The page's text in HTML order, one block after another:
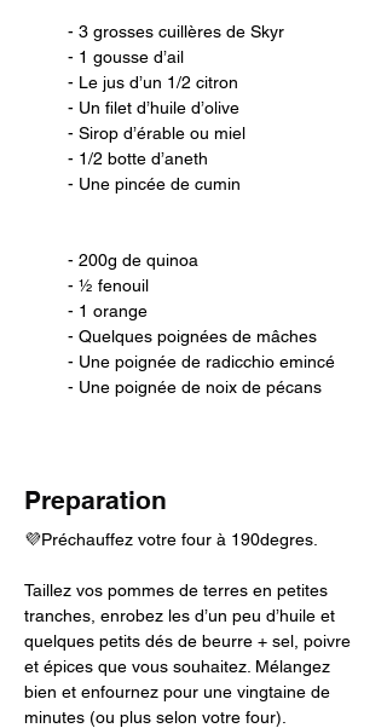
- 3 grosses cuillères de Skyr
- 1 gousse d’ail
- Le jus d’un 1/2 citron
- Un filet d’huile d’olive
- Sirop d’érable ou miel
- 1/2 botte d’aneth
- Une pincée de cumin
- 200g de quinoa
- ½ fenouil
- 1 orange
- Quelques poignées de mâches
- Une poignée de radicchio emincé
- Une poignée de noix de pécans
Preparation
💜Préchauffez votre four à 190degres.
Taillez vos pommes de terres en petites
tranches, enrobez les d’un peu d’huile et
quelques petits dés de beurre + sel, poivre
et épices que vous souhaitez. Mélangez
bien et enfournez pour une vingtaine de
minutes (ou plus selon votre four).